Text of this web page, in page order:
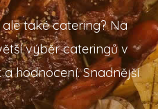
také catering? Na
výběr cateringů v
hodnocení. Snadnější